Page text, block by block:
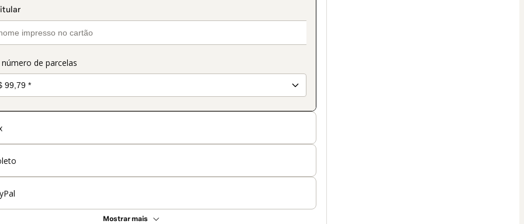
de parcelas
Mostrar mais